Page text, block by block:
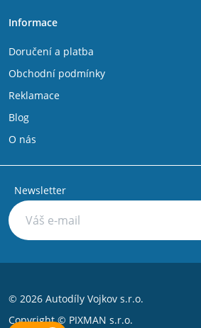
Informace
Doručení a platba
Obchodní podmínky
Reklamace
Blog
O nás
Newsletter
© 2026 Autodíly Vojkov s.r.o.
Copyright © PIXMAN s.r.o.